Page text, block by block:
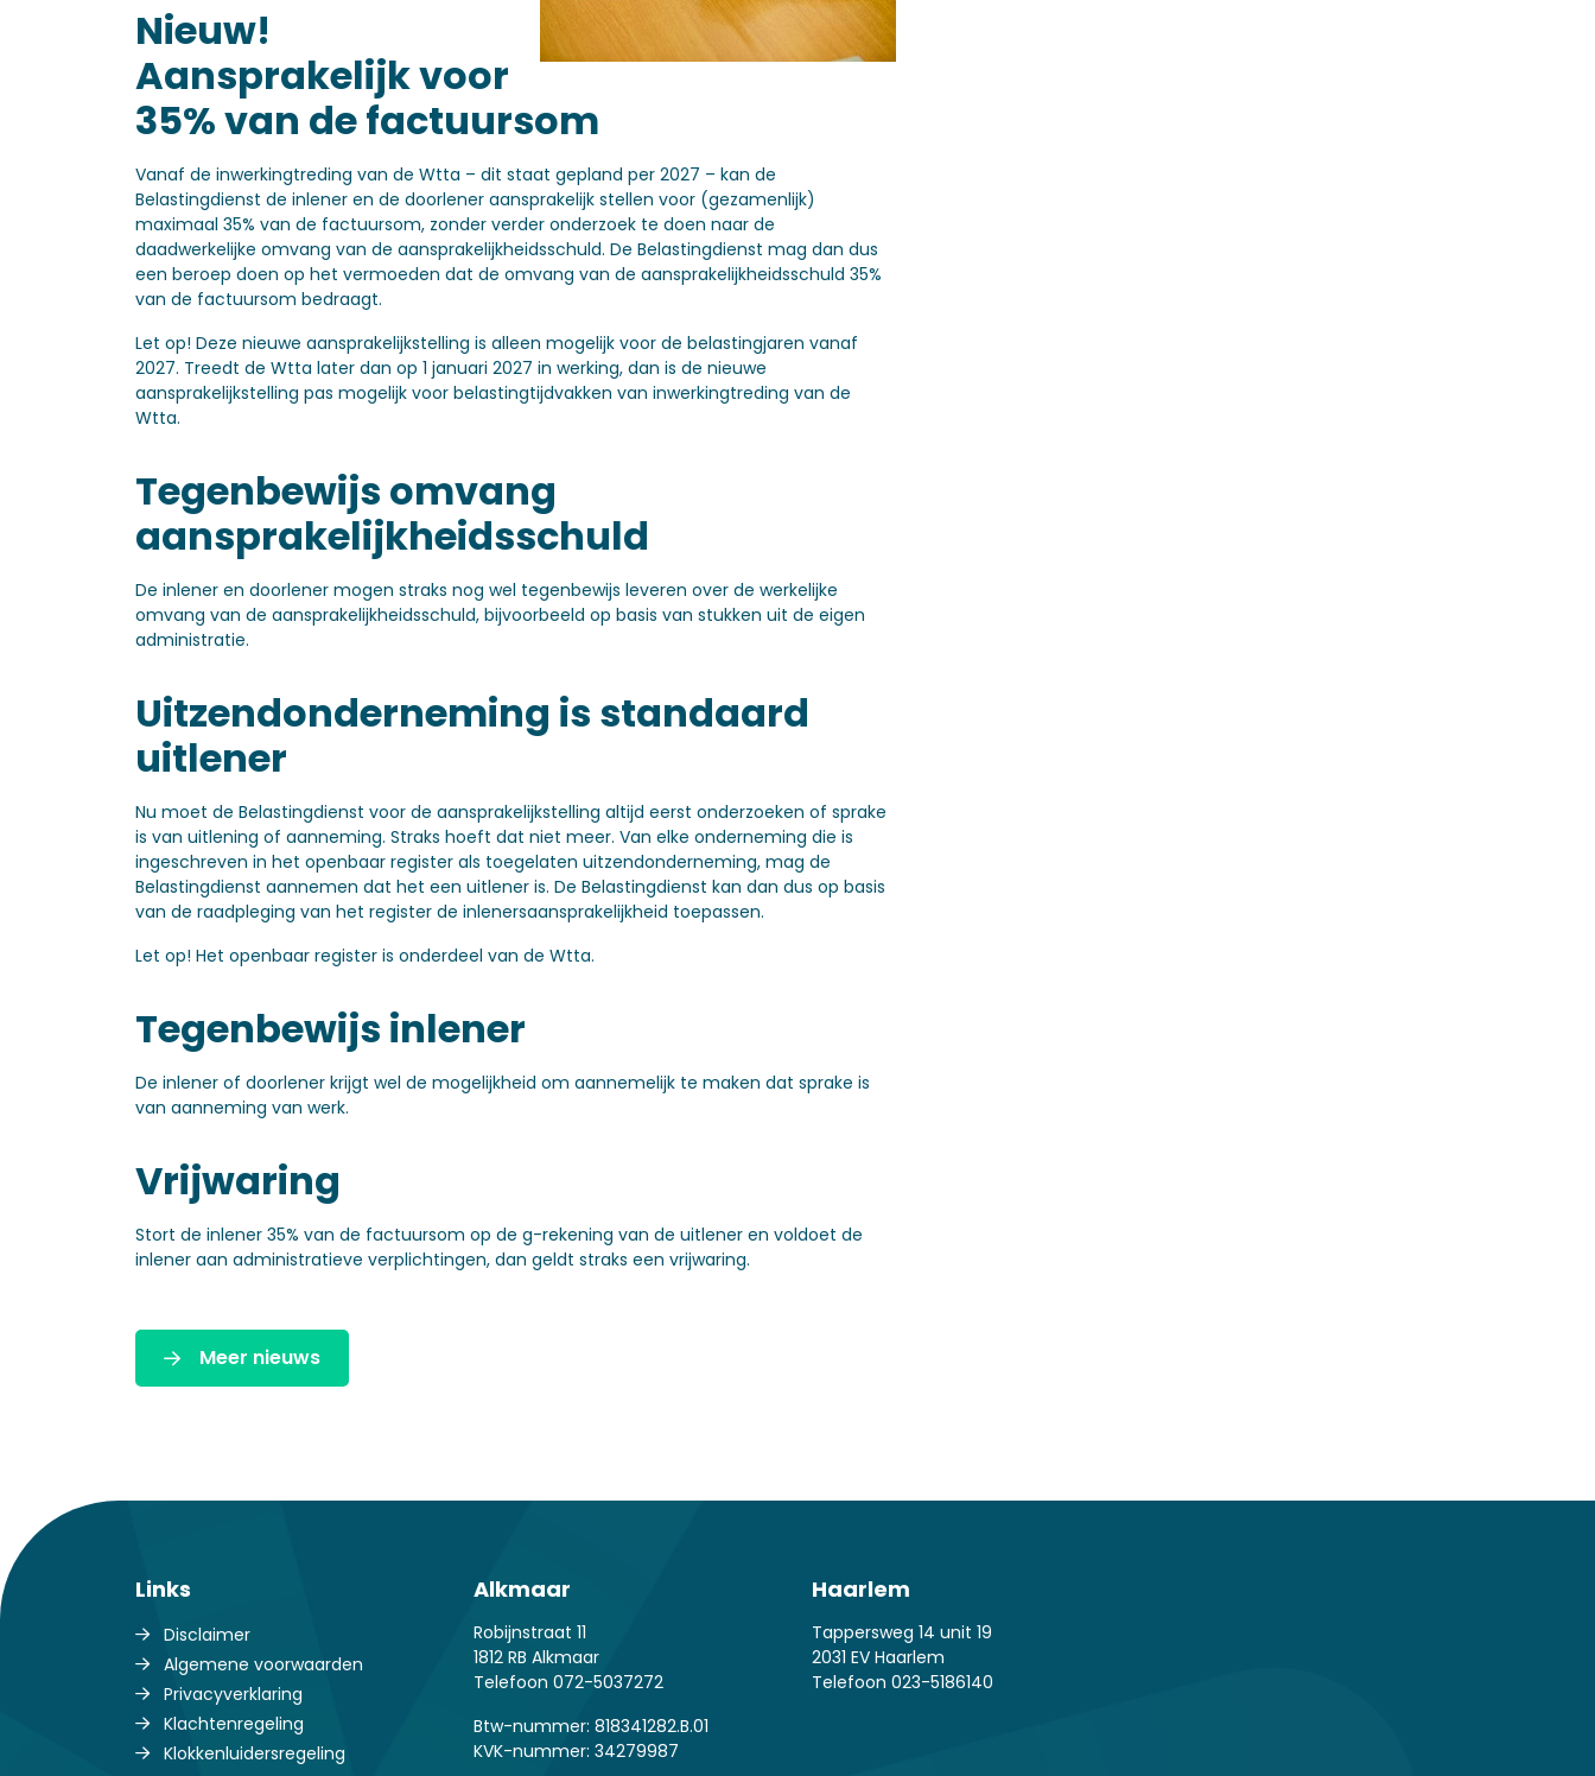
Nieuw!
Aansprakelijk voor
35% van de factuursom
Vanaf de inwerkingtreding van de Wtta – dit staat gepland per 2027 – kan de
Belastingdienst de inlener en de doorlener aansprakelijk stellen voor (gezamenlijk)
maximaal 35% van de factuursom, zonder verder onderzoek te doen naar de
daadwerkelijke omvang van de aansprakelijkheidsschuld. De Belastingdienst mag dan dus
een beroep doen op het vermoeden dat de omvang van de aansprakelijkheidsschuld 35%
van de factuursom bedraagt.
Let op! Deze nieuwe aansprakelijkstelling is alleen mogelijk voor de belastingjaren vanaf
2027. Treedt de Wtta later dan op 1 januari 2027 in werking, dan is de nieuwe
aansprakelijkstelling pas mogelijk voor belastingtijdvakken van inwerkingtreding van de
Wtta.
Tegenbewijs omvang
aansprakelijkheidsschuld
De inlener en doorlener mogen straks nog wel tegenbewijs leveren over de werkelijke
omvang van de aansprakelijkheidsschuld, bijvoorbeeld op basis van stukken uit de eigen
administratie.
Uitzendonderneming is standaard
uitlener
Nu moet de Belastingdienst voor de aansprakelijkstelling altijd eerst onderzoeken of sprake
is van uitlening of aanneming. Straks hoeft dat niet meer. Van elke onderneming die is
ingeschreven in het openbaar register als toegelaten uitzendonderneming, mag de
Belastingdienst aannemen dat het een uitlener is. De Belastingdienst kan dan dus op basis
van de raadpleging van het register de inlenersaansprakelijkheid toepassen.
Let op! Het openbaar register is onderdeel van de Wtta.
Tegenbewijs inlener
De inlener of doorlener krijgt wel de mogelijkheid om aannemelijk te maken dat sprake is
van aanneming van werk.
Vrijwaring
Stort de inlener 35% van de factuursom op de g-rekening van de uitlener en voldoet de
inlener aan administratieve verplichtingen, dan geldt straks een vrijwaring.
Meer nieuws
Links
Disclaimer
Algemene voorwaarden
Privacyverklaring
Klachtenregeling
Klokkenluidersregeling
Alkmaar
Robijnstraat 11
1812 RB Alkmaar
Telefoon 072-5037272
Btw-nummer: 818341282.B.01
KVK-nummer: 34279987
Haarlem
Tappersweg 14 unit 19
2031 EV Haarlem
Telefoon 023-5186140